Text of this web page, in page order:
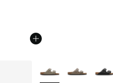
Weitere Farben